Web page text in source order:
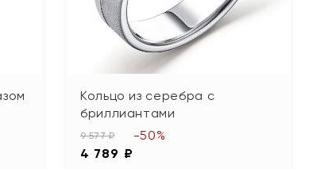
Кольцо из серебра с
бриллиантами
9 577 ₽
4 789 ₽
-50%